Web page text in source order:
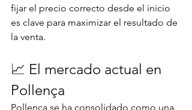
fijar el precio correcto desde el inicio
es clave para maximizar el resultado de
la venta.
📈 El mercado actual en
Pollença
Pollença se ha consolidado como una